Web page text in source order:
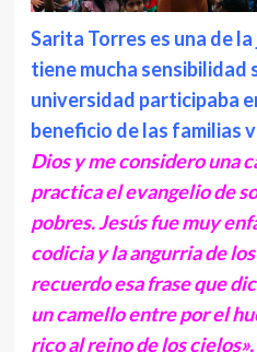
Sarita Torres es una de
tiene mucha sensibilidad
universidad participaba
beneficio de las familias
Dios y me considero una
practica el evangelio de
pobres. Jesús fue muy
codicia y la angurria de
recuerdo esa frase que
un camello entre por el
rico al reino de los cielos»,